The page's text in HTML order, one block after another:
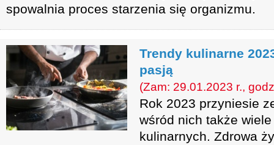
spowalnia proces starzenia się organizmu.
Trendy kulinarne
pasją
(Zam: 29.01.2023 r.,
Rok 2023 przyniesie
wśród nich także
kulinarnych. Zdrowa